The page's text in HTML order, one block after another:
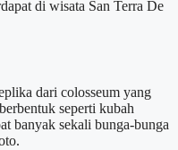
di wisata San Terra De
dari colosseum yang
berbentuk seperti kubah
banyak sekali bunga-bunga